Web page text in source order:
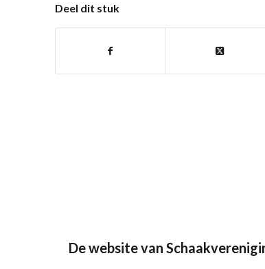
Deel dit stuk
De website van